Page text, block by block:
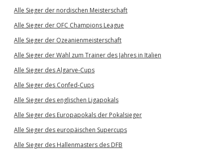
Alle Sieger der nordischen Meisterschaft
Alle Sieger der OFC Champions League
Alle Sieger der Ozeanienmeisterschaft
Alle Sieger der Wahl zum Trainer des Jahres in Italien
Alle Sieger des Algarve-Cups
Alle Sieger des Confed-Cups
Alle Sieger des englischen Ligapokals
Alle Sieger des Europapokals der Pokalsieger
Alle Sieger des europäischen Supercups
Alle Sieger des Hallenmasters des DFB